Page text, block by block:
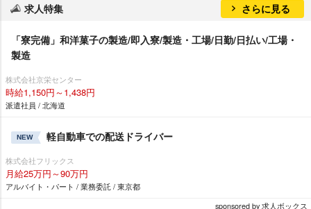
求人特集 さらに見る
「寮完備」和洋菓子の製造/即入寮/製造・工場/日勤/日払い/工場・
製造
株式会社京栄センター
時給1,150円～1,438円
派遣社員 / 北海道
NEW 軽自動車での配送ドライバー
株式会社フリックス
月給25万円～90万円
アルバイト・パート / 業務委託 / 東京都
sponsored by 求人ボックス